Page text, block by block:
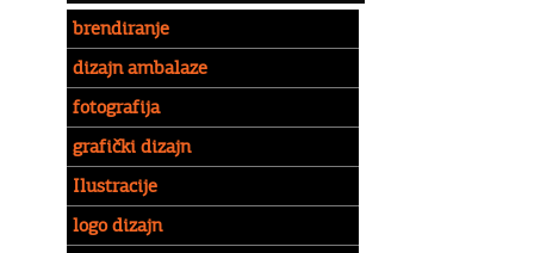
brendiranje
dizajn ambalaze
fotografija
grafički dizajn
Ilustracije
logo dizajn